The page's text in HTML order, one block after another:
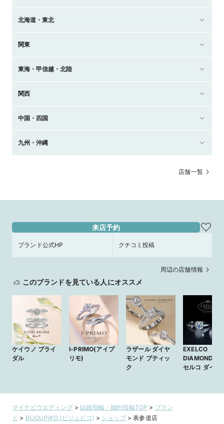
北海道・東北
関東
東海・甲信越・北陸
関西
中国・四国
九州・沖縄
店舗一覧
来店予約
ブランド公式HP クチコミ投稿
周辺の店舗情報
このブランドを見ている人にオススメ
ケイウノ ブライ
ダル
I-PRIMO(アイプ
リモ)
ラザール ダイヤ
モンド ブティッ
ク
EXELCO
DIAMOND (
セルコ ダイヤ
マイナビウエディング>結婚指輪・婚約指輪TOP > ブラン
ド > BIJOUPIKO (ビジュピコ) > ショップ>表参道店